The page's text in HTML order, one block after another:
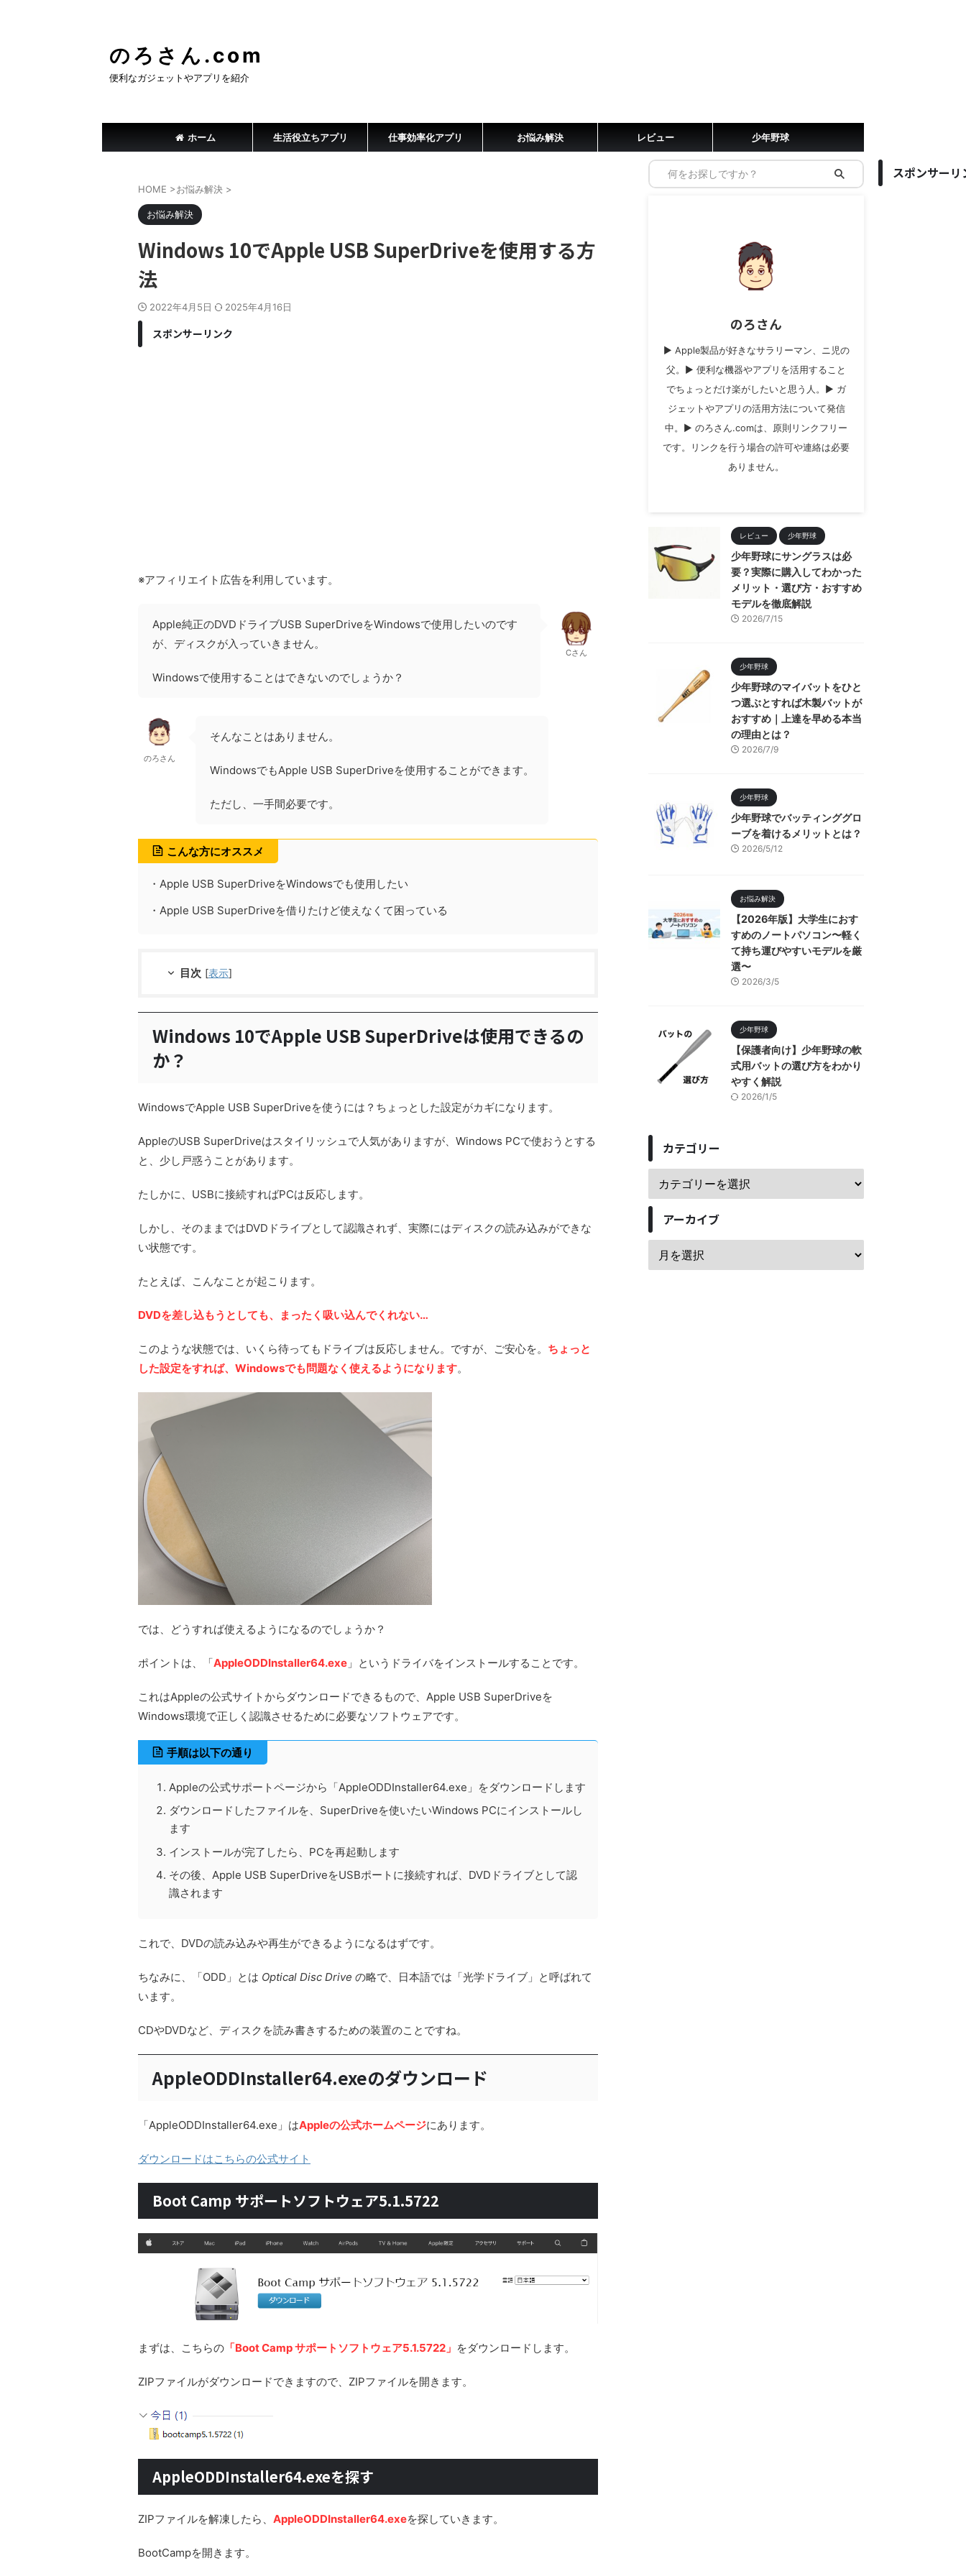
のろさん.com
便利なガジェットやアプリを紹介
ホーム 生活役立ちアプリ 仕事効率化アプリ お悩み解決 レビュー 少年野球
HOME >お悩み解決 >
お悩み解決
Windows 10でApple USB SuperDriveを使用する方
法
2022年4月5日 2025年4月16日
スポンサーリンク
※アフィリエイト広告を利用しています。
Apple純正のDVDドライブUSB SuperDriveをWindowsで使用したいのです
が、ディスクが入っていきません。
Windowsで使用することはできないのでしょうか？
Cさん
のろさん
そんなことはありません。
WindowsでもApple USB SuperDriveを使用することができます。
ただし、一手間必要です。
こんな方にオススメ
・Apple USB SuperDriveをWindowsでも使用したい
・Apple USB SuperDriveを借りたけど使えなくて困っている
目次 [表示]
Windows 10でApple USB SuperDriveは使用できるの
か？
WindowsでApple USB SuperDriveを使うには？ちょっとした設定がカギになります。
AppleのUSB SuperDriveはスタイリッシュで人気がありますが、Windows PCで使おうとする
と、少し戸惑うことがあります。
たしかに、USBに接続すればPCは反応します。
しかし、そのままではDVDドライブとして認識されず、実際にはディスクの読み込みができな
い状態です。
たとえば、こんなことが起こります。
DVDを差し込もうとしても、まったく吸い込んでくれない…
このような状態では、いくら待ってもドライブは反応しません。ですが、ご安心を。 ちょっと
した設定をすれば、Windowsでも問題なく使えるようになります。
では、どうすれば使えるようになるのでしょうか？
ポイントは、「AppleODDInstaller64.exe 」というドライバをインストールすることです。
これはAppleの公式サイトからダウンロードできるもので、Apple USB SuperDriveを
Windows環境で正しく認識させるために必要なソフトウェアです。
手順は以下の通り
Appleの公式サポートページから「AppleODDInstaller64.exe」をダウンロードします
ダウンロードしたファイルを、SuperDriveを使いたいWindows PCにインストールし
ます
インストールが完了したら、PCを再起動します
その後、Apple USB SuperDriveをUSBポートに接続すれば、DVDドライブとして認
識されます
これで、DVDの読み込みや再生ができるようになるはずです。
ちなみに、「ODD」とは Optical Disc Drive の略で、日本語では「光学ドライブ」と呼ばれて
います。
CDやDVDなど、ディスクを読み書きするための装置のことですね。
AppleODDInstaller64.exeのダウンロード
「AppleODDInstaller64.exe」はAppleの公式ホームページにあります。
ダウンロードはこちらの公式サイト
Boot Camp サポートソフトウェア5.1.5722
まずは、こちらの 「Boot Camp サポートソフトウェア5.1.5722」 をダウンロードします。
ZIPファイルがダウンロードできますので、ZIPファイルを開きます。
AppleODDInstaller64.exeを探す
ZIPファイルを解凍したら、 AppleODDInstaller64.exeを探していきます。
BootCampを開きます。
のろさん
▶︎ Apple製品が好きなサラリーマン、ニ児の
父。▶︎ 便利な機器やアプリを活用すること
でちょっとだけ楽がしたいと思う人。▶︎ ガ
ジェットやアプリの活用方法について発信
中。▶︎ のろさん.comは、原則リンクフリー
です。リンクを行う場合の許可や連絡は必要
ありません。
レビュー 少年野球
少年野球にサングラスは必
要？実際に購入してわかった
メリット・選び方・おすすめ
モデルを徹底解説
2026/7/15
少年野球
少年野球のマイバットをひと
つ選ぶとすれば木製バットが
おすすめ｜上達を早める本当
の理由とは？
2026/7/9
少年野球
少年野球でバッティンググロ
ーブを着けるメリットとは？
2026/5/12
お悩み解決
【2026年版】大学生におす
すめのノートパソコン〜軽く
て持ち運びやすいモデルを厳
選〜
2026/3/5
少年野球
【保護者向け】少年野球の軟
式用バットの選び方をわかり
やすく解説
2026/1/5
カテゴリー
アーカイブ
スポンサーリ